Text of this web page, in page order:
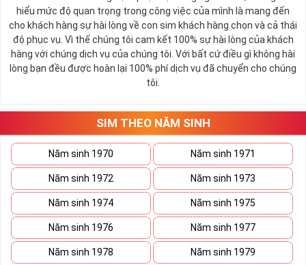
hiểu mức độ quan trọng trong công việc của mình là mang đến
cho khách hàng sự hài lòng về con sim khách hàng chọn và cả thái
độ phục vụ. Vì thế chúng tôi cam kết 100% sự hài lòng của khách
hàng với chúng dịch vụ của chúng tôi. Với bất cứ điều gì không hài
lòng bạn đều được hoàn lại 100% phí dịch vụ đã chuyển cho chúng
tôi.
SIM THEO NĂM SINH
Năm sinh 1970 Năm sinh 1971
Năm sinh 1972 Năm sinh 1973
Năm sinh 1974 Năm sinh 1975
Năm sinh 1976 Năm sinh 1977
Năm sinh 1978 Năm sinh 1979